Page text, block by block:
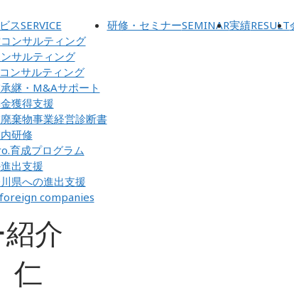
スSERVICE
ンサルティング
サルティング
ンサルティング
継・M&Aサポート
獲得支援
棄物事業経営診断書
研修
育成プログラム
出支援
県への進出支援
companies
研修・セミナーSEMINAR実績RESULT
介